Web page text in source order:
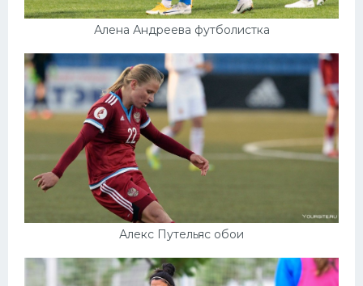
Алена Андреева футболистка
Алекс Путельяс обои